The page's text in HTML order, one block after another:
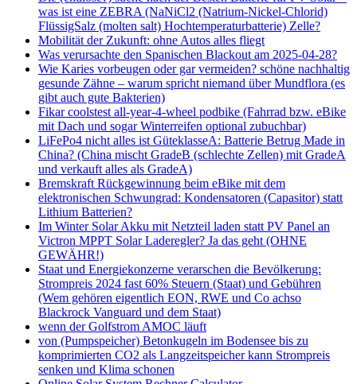
was ist eine ZEBRA (NaNiCl2 (Natrium-Nickel-Chlorid)
FlüssigSalz (molten salt) Hochtemperaturbatterie) Zelle?
Mobilität der Zukunft: ohne Autos alles fliegt
Was verursachte den Spanischen Blackout am 2025-04-28?
Wie Karies vorbeugen oder gar vermeiden? schöne nachhaltig
gesunde Zähne – warum spricht niemand über Mundflora (es
gibt auch gute Bakterien)
Fikar coolstest all-year-4-wheel podbike (Fahrrad bzw. eBike
mit Dach und sogar Winterreifen optional zubuchbar)
LiFePo4 nicht alles ist GüteklasseA: Batterie Betrug Made in
China? (China mischt GradeB (schlechte Zellen) mit GradeA
und verkauft alles als GradeA)
Bremskraft Rückgewinnung beim eBike mit dem
elektronischen Schwungrad: Kondensatoren (Capasitor) statt
Lithium Batterien?
Im Winter Solar Akku mit Netzteil laden statt PV Panel an
Victron MPPT Solar Laderegler? Ja das geht (OHNE
GEWÄHR!)
Staat und Energiekonzerne verarschen die Bevölkerung:
Strompreis 2024 fast 60% Steuern (Staat) und Gebühren
(Wem gehören eigentlich EON, RWE und Co achso
Blackrock Vanguard und dem Staat)
wenn der Golfstrom AMOC läuft
von (Pumpspeicher) Betonkugeln im Bodensee bis zu
komprimierten CO2 als Langzeitspeicher kann Strompreis
senken und Klima schonen